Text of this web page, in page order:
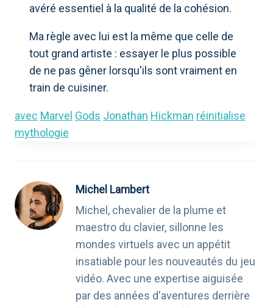
avéré essentiel à la qualité de la cohésion.
Ma règle avec lui est la même que celle de
tout grand artiste : essayer le plus possible
de ne pas gêner lorsqu'ils sont vraiment en
train de cuisiner.
avec Marvel Gods Jonathan Hickman réinitialise
mythologie
Michel Lambert
Michel, chevalier de la plume et
maestro du clavier, sillonne les
mondes virtuels avec un appétit
insatiable pour les nouveautés du jeu
vidéo. Avec une expertise aiguisée
par des années d'aventures derrière